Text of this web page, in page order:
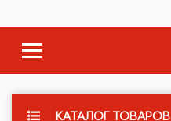
КАТАЛОГ ТОВАРОВ